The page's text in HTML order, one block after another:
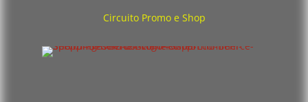
Circuito Promo e Shop